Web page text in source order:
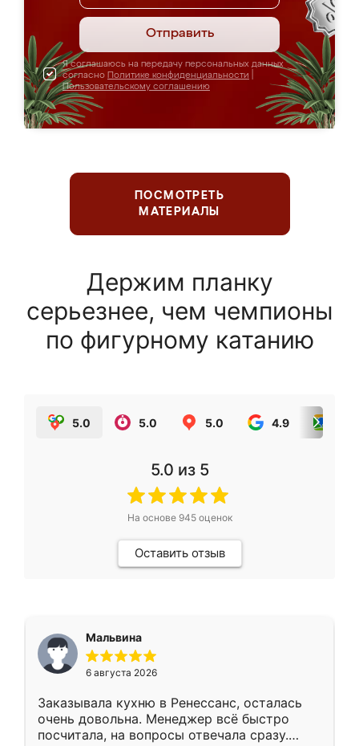
Отправить
Я соглашаюсь на передачу персональных данных
согласно Политике конфиденциальности
Пользовательскому соглашению
ПОСМОТРЕТЬ
МАТЕРИАЛЫ
Держим планку
серьезнее, чем чемпионы
по фигурному катанию
5.0 5.0 5.0 4.9
5.0 из 5
На основе 945оценок
Оставить отзыв
Мальвина
6 августа 2026
Заказывала кухню в Ренессанс, осталась
очень довольна. Менеджер всё быстро
посчитала, на вопросы отвечала сразу.